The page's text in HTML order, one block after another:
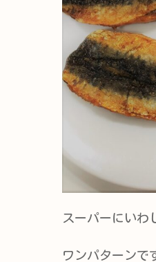
スーパーにいわ
ワンパターンで